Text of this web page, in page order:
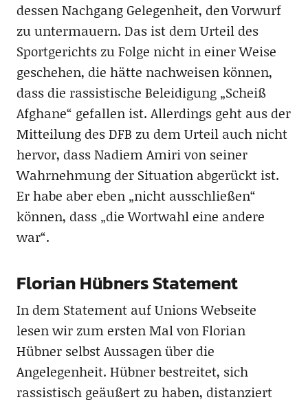
dessen Nachgang Gelegenheit, den Vorwurf
zu untermauern. Das ist dem Urteil des
Sportgerichts zu Folge nicht in einer Weise
geschehen, die hätte nachweisen können,
dass die rassistische Beleidigung „Scheiß
Afghane“ gefallen ist. Allerdings geht aus der
Mitteilung des DFB zu dem Urteil auch nicht
hervor, dass Nadiem Amiri von seiner
Wahrnehmung der Situation abgerückt ist.
Er habe aber eben „nicht ausschließen“
können, dass „die Wortwahl eine andere
war“.
Florian Hübners Statement
In dem Statement auf Unions Webseite
lesen wir zum ersten Mal von Florian
Hübner selbst Aussagen über die
Angelegenheit. Hübner bestreitet, sich
rassistisch geäußert zu haben, distanziert